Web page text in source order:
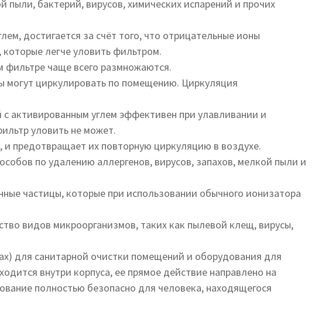
бактерий, вирусов, химических испарений и прочих
достигается за счёт того, что отрицательные ионы
легче уловить фильтром.
чаще всего размножаются.
могут циркулировать по помещению. Циркуляция
активированным углем эффективен при улавливании и
уловить не может.
предотвращает их повторную циркуляцию в воздухе.
по удалению аллергенов, вирусов, запахов, мелкой пыли и
частицы, которые при использовании обычного ионизатора
видов микроорганизмов, таких как пылевой клещ, вирусы,
для санитарной очистки помещений и оборудования для
внутри корпуса, ее прямое действие направлено на
полностью безопасно для человека, находящегося